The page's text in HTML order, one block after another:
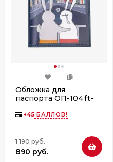
Обложка для
паспорта ОП-104ft-
+45 БАЛЛОВ!
1 190 руб.
890 руб.